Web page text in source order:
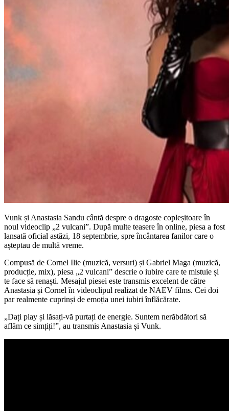
Vunk și Anastasia Sandu cântă despre o dragoste copleșitoare în
noul videoclip „2 vulcani”. După multe teasere în online, piesa a fost
lansată oficial astăzi, 18 septembrie, spre încântarea fanilor care o
așteptau de multă vreme.
Compusă de Cornel Ilie (muzică, versuri) și Gabriel Maga (muzică,
producție, mix), piesa „2 vulcani” descrie o iubire care te mistuie și
te face să renaști. Mesajul piesei este transmis excelent de către
Anastasia și Cornel în videoclipul realizat de NAEV films. Cei doi
par realmente cuprinși de emoția unei iubiri înflăcărate.
„Dați play și lăsați-vă purtați de energie. Suntem nerăbdători să
aflăm ce simțiți!”, au transmis Anastasia și Vunk.